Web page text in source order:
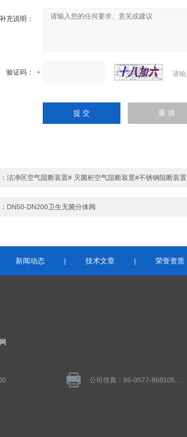
补充说明：
验证码： 请
洁净区空气阻断装置# 灭菌柜空气阻断装置#不锈钢阻断装置
DN50-DN200卫生无菌分体阀
新闻动态 | 技术文章 | 荣誉资质